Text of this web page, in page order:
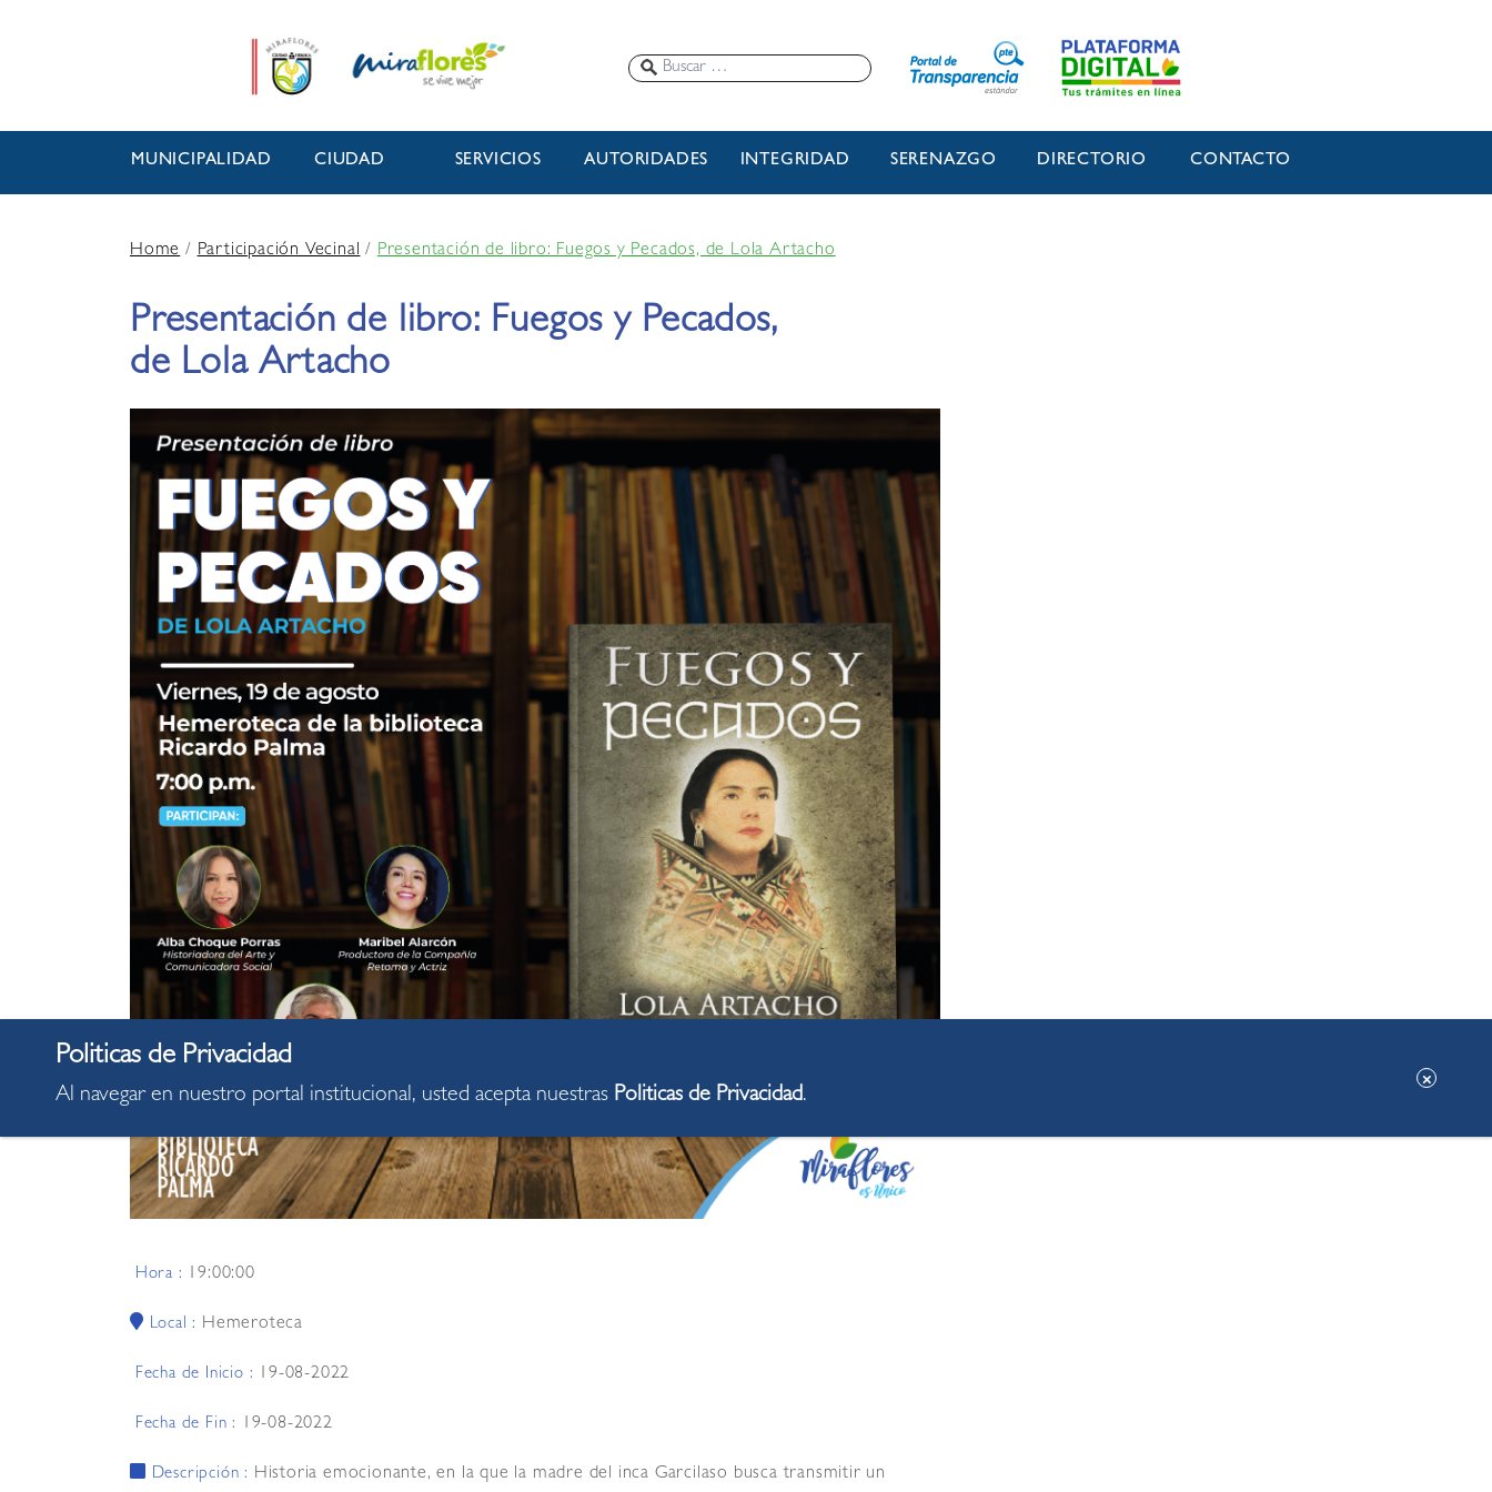
MUNICIPALIDAD CIUDAD SERVICIOS AUTORIDADES INTEGRIDAD SERENAZGO DIRECTORIO CONTACTO
Home/Participación Vecinal/Presentación de libro: Fuegos y Pecados, de Lola Artacho
Presentación de libro: Fuegos y Pecados,
de Lola Artacho
Hora : 19:00:00
Local : Hemeroteca
Fecha de Inicio : 19-08-2022
Fecha de Fin : 19-08-2022
Descripción : Historia emocionante, en la que la madre del inca Garcilaso busca transmitir un
Al navegar en nuestro portal institucional, usted acepta nuestras Politicas de Privacidad.